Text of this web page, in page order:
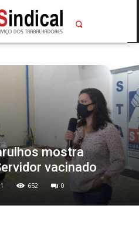
mostra
vacinado
652 0